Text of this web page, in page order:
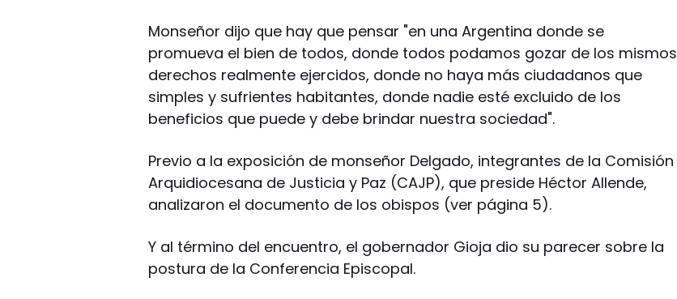
Monseñor dijo que hay que pensar "en una Argentina donde se
promueva el bien de todos, donde todos podamos gozar de los mismos
derechos realmente ejercidos, donde no haya más ciudadanos que
simples y sufrientes habitantes, donde nadie esté excluido de los
beneficios que puede y debe brindar nuestra sociedad".
Previo a la exposición de monseñor Delgado, integrantes de la Comisión
Arquidiocesana de Justicia y Paz (CAJP), que preside Héctor Allende,
analizaron el documento de los obispos (ver página 5).
Y al término del encuentro, el gobernador Gioja dio su parecer sobre la
postura de la Conferencia Episcopal.